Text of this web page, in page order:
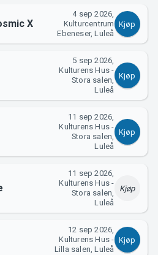
X
4 sep 2026,
Kulturcentrum
Ebeneser, Luleå
Kjøp
5 sep 2026,
Kulturens Hus -
Stora salen,
Luleå
Kjøp
11 sep 2026,
Kulturens Hus -
Stora salen,
Luleå
Kjøp
11 sep 2026,
Kulturens Hus -
Stora salen,
Luleå
Kjøp
12 sep 2026,
Kulturens Hus -
Lilla salen, Luleå
Kjøp